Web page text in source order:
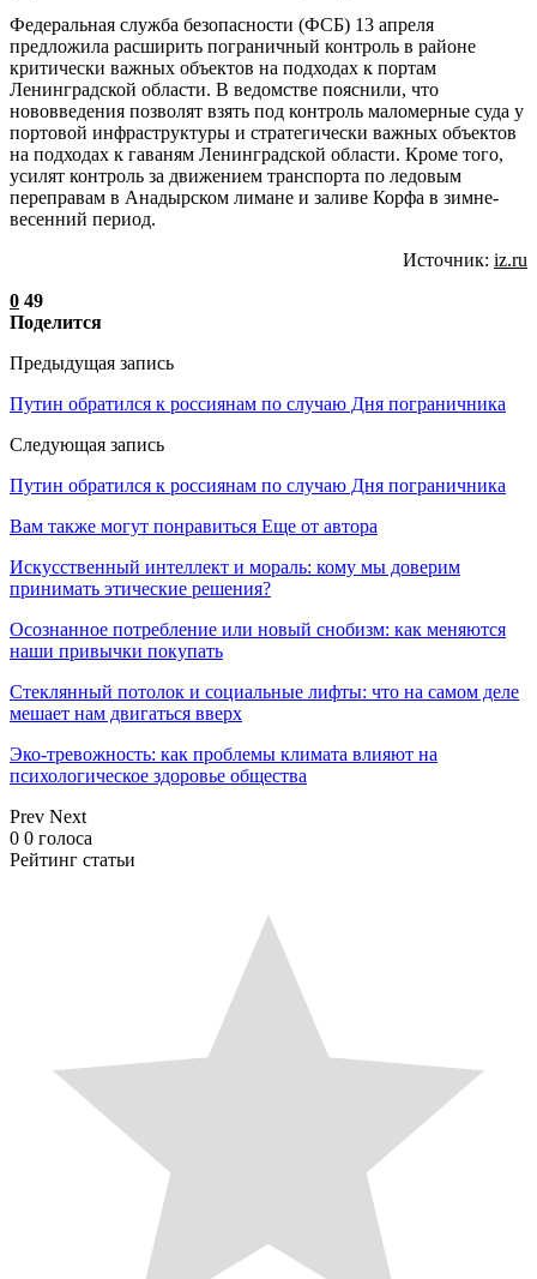
Федеральная служба безопасности (ФСБ) 13 апреля
предложила расширить пограничный контроль в районе
критически важных объектов на подходах к портам
Ленинградской области. В ведомстве пояснили, что
нововведения позволят взять под контроль маломерные суда у
портовой инфраструктуры и стратегически важных объектов
на подходах к гаваням Ленинградской области. Кроме того,
усилят контроль за движением транспорта по ледовым
переправам в Анадырском лимане и заливе Корфа в зимне-
весенний период.
Источник: iz.ru
0 49
Поделится
Предыдущая запись
Путин обратился к россиянам по случаю Дня пограничника
Следующая запись
Путин обратился к россиянам по случаю Дня пограничника
Вам также могут понравиться Еще от автора
Искусственный интеллект и мораль: кому мы доверим
принимать этические решения?
Осознанное потребление или новый снобизм: как меняются
наши привычки покупать
Стеклянный потолок и социальные лифты: что на самом деле
мешает нам двигаться вверх
Эко-тревожность: как проблемы климата влияют на
психологическое здоровье общества
Prev Next
0 0 голоса
Рейтинг статьи